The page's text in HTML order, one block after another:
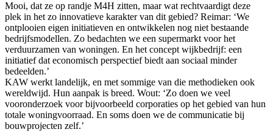
Mooi, dat ze op randje M4H zitten, maar wat rechtvaardigt deze
plek in het zo innovatieve karakter van dit gebied? Reimar: ‘We
ontplooien eigen initiatieven en ontwikkelen nog niet bestaande
bedrijfsmodellen. Zo bedachten we een supermarkt voor het
verduurzamen van woningen. En het concept wijkbedrijf: een
initiatief dat economisch perspectief biedt aan sociaal minder
bedeelden.’
KAW werkt landelijk, en met sommige van die methodieken ook
wereldwijd. Hun aanpak is breed. Wout: ‘Zo doen we veel
vooronderzoek voor bijvoorbeeld corporaties op het gebied van hun
totale woningvoorraad. En soms doen we de communicatie bij
bouwprojecten zelf.’